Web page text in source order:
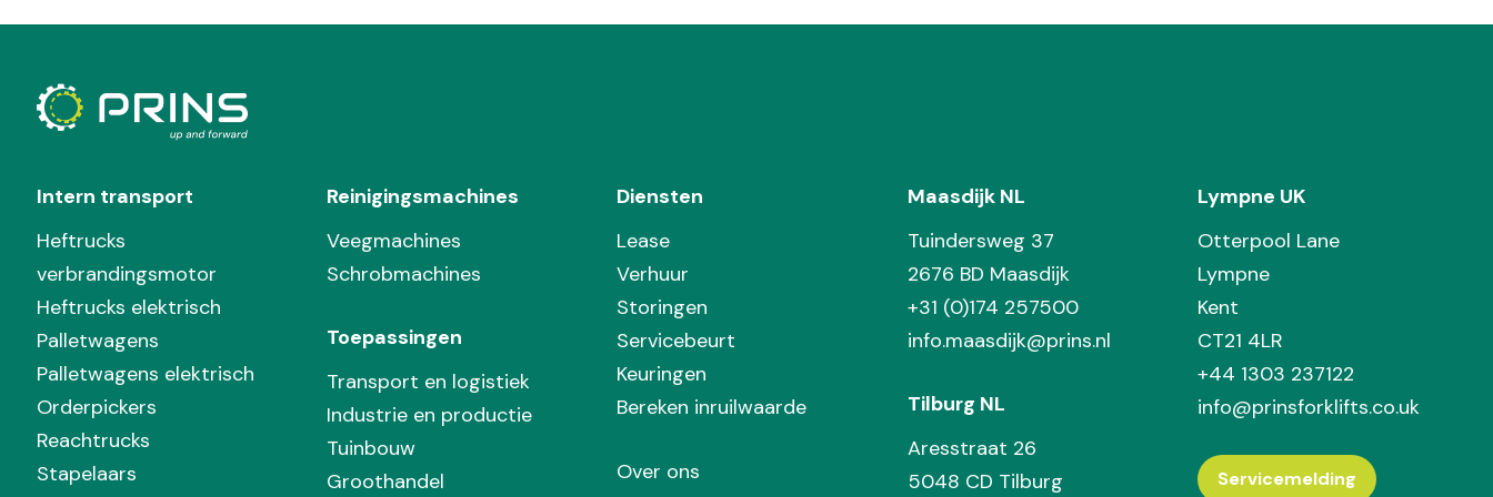
Intern transport
Heftrucks
verbrandingsmotor
Heftrucks elektrisch
Palletwagens
Palletwagens elektrisch
Orderpickers
Reachtrucks
Stapelaars
Reinigingsmachines
Veegmachines
Schrobmachines
Toepassingen
Transport en logistiek
Industrie en productie
Tuinbouw
Groothandel
Diensten
Lease
Verhuur
Storingen
Servicebeurt
Keuringen
Bereken inruilwaarde
Over ons
Maasdijk NL
Tuindersweg 37
2676 BD Maasdijk
+31 (0)174 257500
info.maasdijk@prins.nl
Tilburg NL
Aresstraat 26
5048 CD Tilburg
Lympne UK
Otterpool Lane
Lympne
Kent
CT21 4LR
+44 1303 237122
info@prinsforklifts.co.uk
Servicemelding